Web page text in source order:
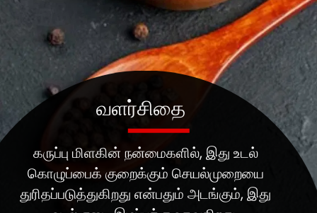
கருப்பு மிளகின் நன்மைகளில், இது உடல்
கொழுப்பைக் குறைக்கும் செயல்முறையை
துரிதப்படுத்துகிறது என்பதும் அடங்கும், இது
வளர்சிதை